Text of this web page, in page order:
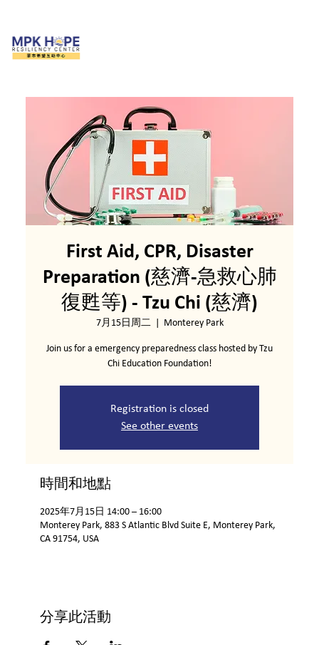
First Aid, CPR, Disaster
Preparation (慈濟-急救心肺
復甦等) - Tzu Chi (慈濟)
7月15日周二
  |
Monterey Park
Join us for a emergency preparedness class hosted by Tzu
Chi Education Foundation!
Registration is closed
See other events
時間和地點
2025年7月15日 14:00 – 16:00
Monterey Park, 883 S Atlantic Blvd Suite E, Monterey Park,
CA 91754, USA
分享此活動